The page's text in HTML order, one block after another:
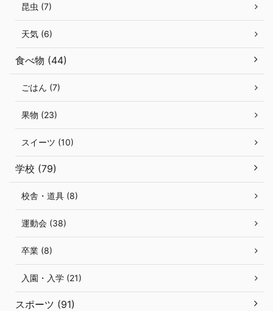
昆虫 (7)
天気 (6)
食べ物 (44)
ごはん (7)
果物 (23)
スイーツ (10)
学校 (79)
校舎・道具 (8)
運動会 (38)
卒業 (8)
入園・入学 (21)
スポーツ (91)